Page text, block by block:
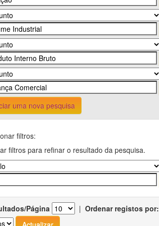
uma nova pesquisa
filtros:
filtros para refinar o resultado da pesquisa.
Página | Ordenar registos por: